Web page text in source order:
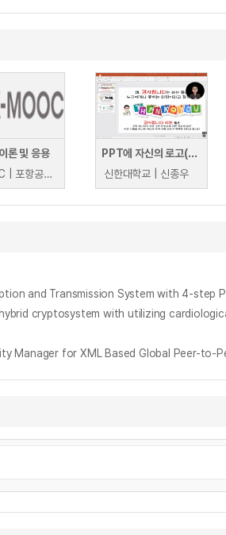
론 및 응용
K-MOOC | 포항공과대학교 홍원기
PPT에 자신의 로고(워터마크) 삽입 및 삭제와 암호설정으로 콘텐츠를 보호하는 법
신한대학교 | 신종우
and Transmission System with 4-
hybrid cryptosystem with utilizing
Manager for XML Based Global Peer-to-